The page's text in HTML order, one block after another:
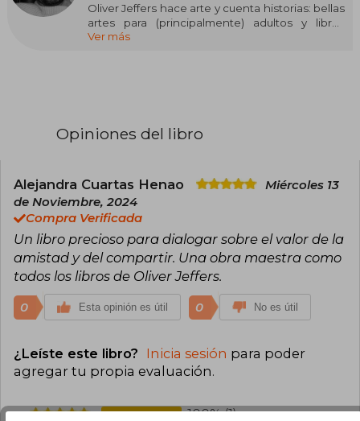
Oliver Jeffers hace arte y cuenta historias: bellas
artes para (principalmente) adultos y libros
ilustrados para (principalmente) niños. Como
Ver más
Opiniones del libro
Alejandra Cuartas Henao
Miércoles 13
de Noviembre, 2024
Compra Verificada
Un libro precioso para dialogar sobre el valor de la
amistad y del compartir. Una obra maestra como
todos los libros de Oliver Jeffers.
0 Esta opinión es útil 0 No es útil
¿Leíste este libro? Inicia sesión para poder
agregar tu propia evaluación.
100% (1)